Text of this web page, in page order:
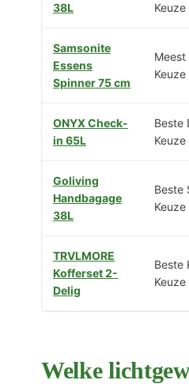
38L
Keuze
Samsonite
Essens
Spinner 75 cm
Meest
Keuze
ONYX Check-
in 65L
Beste
Keuze
Goliving
Handbagage
38L
Beste
Keuze
TRVLMORE
Kofferset 2-
Delig
Beste
Keuze
Welke